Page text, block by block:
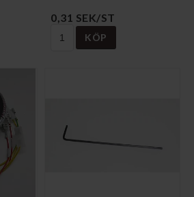
0,31 SEK/ST
KÖP